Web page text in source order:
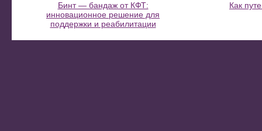
Бинт — бандаж от КФТ:
инновационное решение для
поддержки и реабилитации
Как